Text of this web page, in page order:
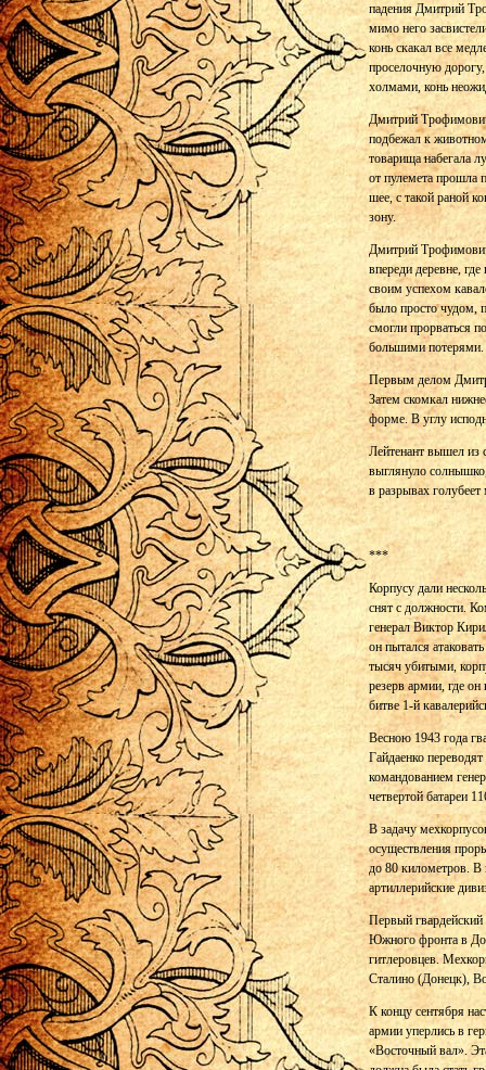
падения Дмитрий
мимо него
конь скакал все
проселочную
холмами, конь
Дмитрий
подбежал к
товарища набегала
от пулемета прошла
шее, с такой раной
зону.
Дмитрий
впереди деревне,
своим успехом
было просто чудом,
смогли прорваться
большими потерями.
Первым делом
Затем скомкал
форме. В углу
Лейтенант вышел из
выглянуло
в разрывах
***
Корпусу дали
снят с должности.
генерал Виктор
он пытался
тысяч убитыми,
резерв армии, где
битве 1-й
Весною 1943 года
Гайдаенко
командованием
четвертой батареи
В задачу
осуществления
до 80 километров. В
артиллерийские
Первый гвардейский
Южного фронта в
гитлеровцев.
Сталино (Донецк),
К концу сентября
армии уперлись в
«Восточный вал».